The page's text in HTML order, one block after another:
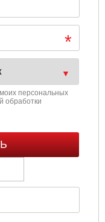
персональных
обработки